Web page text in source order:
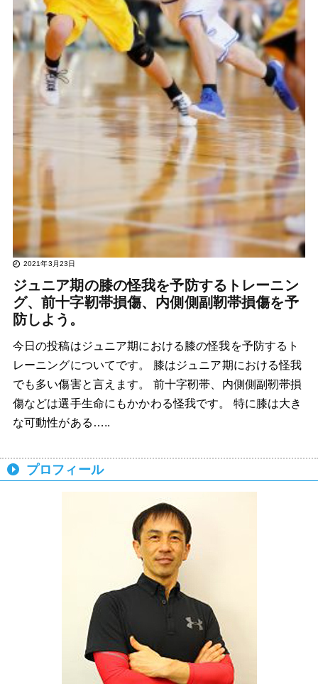
2021年3月23日
ジュニア期の膝の怪我を予防するトレーニン
グ、前十字靭帯損傷、内側側副靭帯損傷を予
防しよう。
今日の投稿はジュニア期における膝の怪我を予防するト
レーニングについてです。 膝はジュニア期における怪我
でも多い傷害と言えます。 前十字靭帯、内側側副靭帯損
傷などは選手生命にもかかわる怪我です。 特に膝は大き
な可動性がある…..
プロフィール